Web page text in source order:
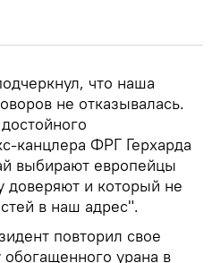
что наша
не отказывалась.
канцлера ФРГ Герхарда
выбирают европейцы
доверяют и который не
в наш адрес".
повторил свое
урана в